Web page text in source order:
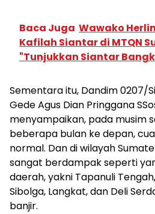
Baca Juga Wawako
Kafilah Siantar di MTQN
"Tunjukkan Siantar
Sementara itu, Dandim 0207/
Gede Agus Dian Pringgana
menyampaikan, pada musim
beberapa bulan ke depan,
normal. Dan di wilayah
sangat berdampak seperti
daerah, yakni Tapanuli
Sibolga, Langkat, dan Deli
banjir.